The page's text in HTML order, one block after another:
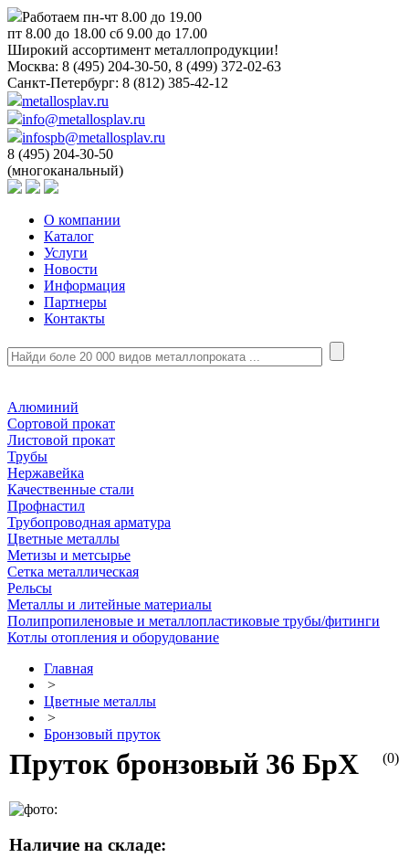
Работаем пн-чт 8.00 до 19.00
пт 8.00 до 18.00 сб 9.00 до 17.00
Широкий ассортимент металлопродукции!
Москва: 8 (495) 204-30-50, 8 (499) 372-02-63
Санкт-Петербург: 8 (812) 385-42-12
metallosplav.ru
info@metallosplav.ru
infospb@metallosplav.ru
8 (495) 204-30-50
(многоканальный)
О компании
Каталог
Услуги
Новости
Информация
Партнеры
Контакты
Алюминий
Сортовой прокат
Листовой прокат
Трубы
Нержавейка
Качественные стали
Профнастил
Трубопроводная арматура
Цветные металлы
Метизы и метсырье
Сетка металлическая
Рельсы
Металлы и литейные материалы
Полипропиленовые и металлопластиковые трубы/фитинги
Котлы отопления и оборудование
Главная
>
Цветные металлы
>
Бронзовый пруток
(0)
Пруток бронзовый 36 БрХ
Наличие на складе: